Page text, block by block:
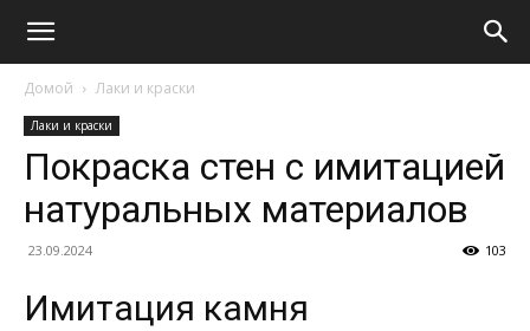
Домой Лаки и краски
Лаки и краски
Покраска стен с имитацией
натуральных материалов
23.09.2024 103
Имитация камня